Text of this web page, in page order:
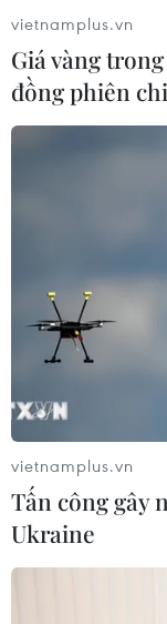
vietnamplus.vn
Giá vàng
đồng phiên
vietnamplus.vn
Tấn công gây
Ukraine